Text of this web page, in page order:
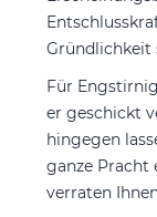
Gründlichkeit
Für
er geschickt
hingegen
ganze Pracht
verraten